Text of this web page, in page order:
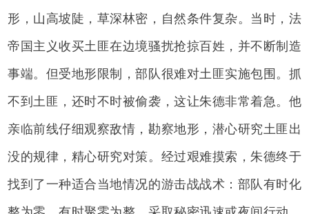
形，山高坡陡，草深林密，自然条件复杂。当时，法
帝国主义收买土匪在边境骚扰抢掠百姓，并不断制造
事端。但受地形限制，部队很难对土匪实施包围。抓
不到土匪，还时不时被偷袭，这让朱德非常着急。他
亲临前线仔细观察敌情，勘察地形，潜心研究土匪出
没的规律，精心研究对策。经过艰难摸索，朱德终于
找到了一种适合当地情况的游击战战术：部队有时化